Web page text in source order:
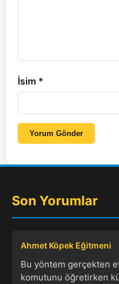
İsim *
Yorum Gönder
Son Yorumlar
Ahmet Köpek Eğitmeni
Bu yöntem gerçekten
komutunu öğretirken